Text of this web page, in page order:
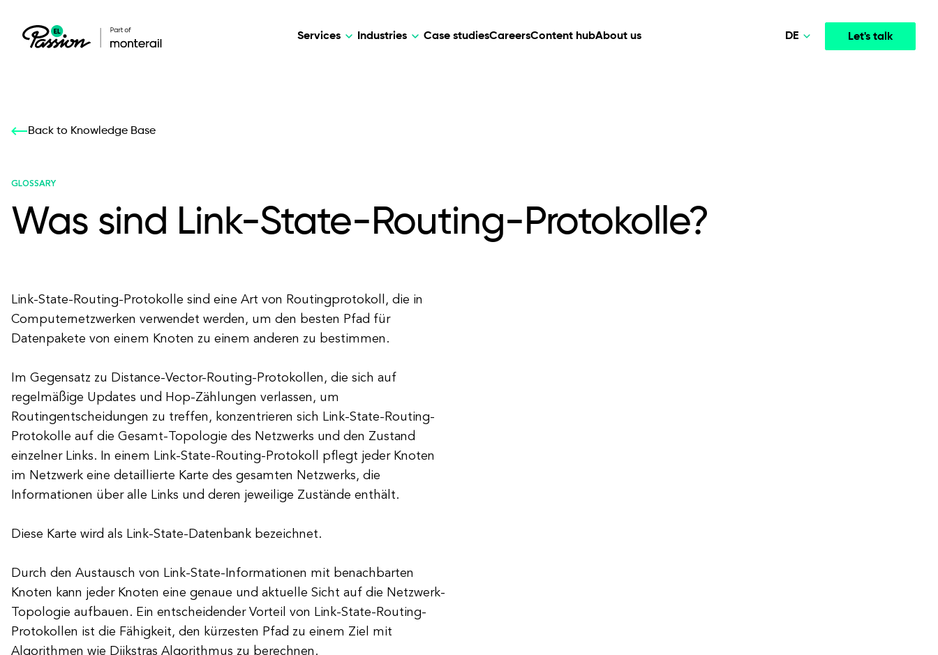
Services
Our services: build,
All services
Industries
Our services: build,
Case studiesCareersContent hubAbout us Let's talk
DE
Back to Knowledge Base
GLOSSARY
Was sind Link-State-Routing-Protokolle?
Link-State-Routing-Protokolle sind eine Art von Routingprotokoll, die in
Computernetzwerken verwendet werden, um den besten Pfad für
Datenpakete von einem Knoten zu einem anderen zu bestimmen.
Im Gegensatz zu Distance-Vector-Routing-Protokollen, die sich auf
regelmäßige Updates und Hop-Zählungen verlassen, um
Routingentscheidungen zu treffen, konzentrieren sich Link-State-Routing-
Protokolle auf die Gesamt-Topologie des Netzwerks und den Zustand
einzelner Links. In einem Link-State-Routing-Protokoll pflegt jeder Knoten
im Netzwerk eine detaillierte Karte des gesamten Netzwerks, die
Informationen über alle Links und deren jeweilige Zustände enthält.
Diese Karte wird als Link-State-Datenbank bezeichnet.
Durch den Austausch von Link-State-Informationen mit benachbarten
Knoten kann jeder Knoten eine genaue und aktuelle Sicht auf die Netzwerk-
Topologie aufbauen. Ein entscheidender Vorteil von Link-State-Routing-
Protokollen ist die Fähigkeit, den kürzesten Pfad zu einem Ziel mit
Algorithmen wie Dijkstras Algorithmus zu berechnen.